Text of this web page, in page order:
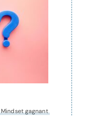
Mindset gagnant